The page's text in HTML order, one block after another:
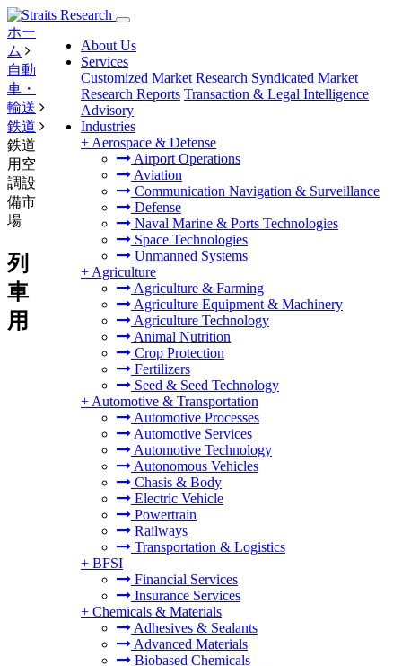
About Us
Services
Customized Market Research Syndicated Market
Research Reports Transaction & Legal Intelligence
Advisory
Industries
+ Aerospace & Defense
Airport Operations
Aviation
Communication Navigation & Surveillance
Defense
Naval Marine & Ports Technologies
Space Technologies
Unmanned Systems
+ Agriculture
Agriculture & Farming
Agriculture Equipment & Machinery
Agriculture Technology
Animal Nutrition
Crop Protection
Fertilizers
Seed & Seed Technology
+ Automotive & Transportation
Automotive Processes
Automotive Services
Automotive Technology
Autonomous Vehicles
Chasis & Body
Electric Vehicle
Powertrain
Railways
Transportation & Logistics
+ BFSI
Financial Services
Insurance Services
+ Chemicals & Materials
Adhesives & Sealants
Advanced Materials
Biobased Chemicals
ホー
ム
自動
車・
輸送
鉄道
鉄道
用空
調設
備市
場
列
車
用